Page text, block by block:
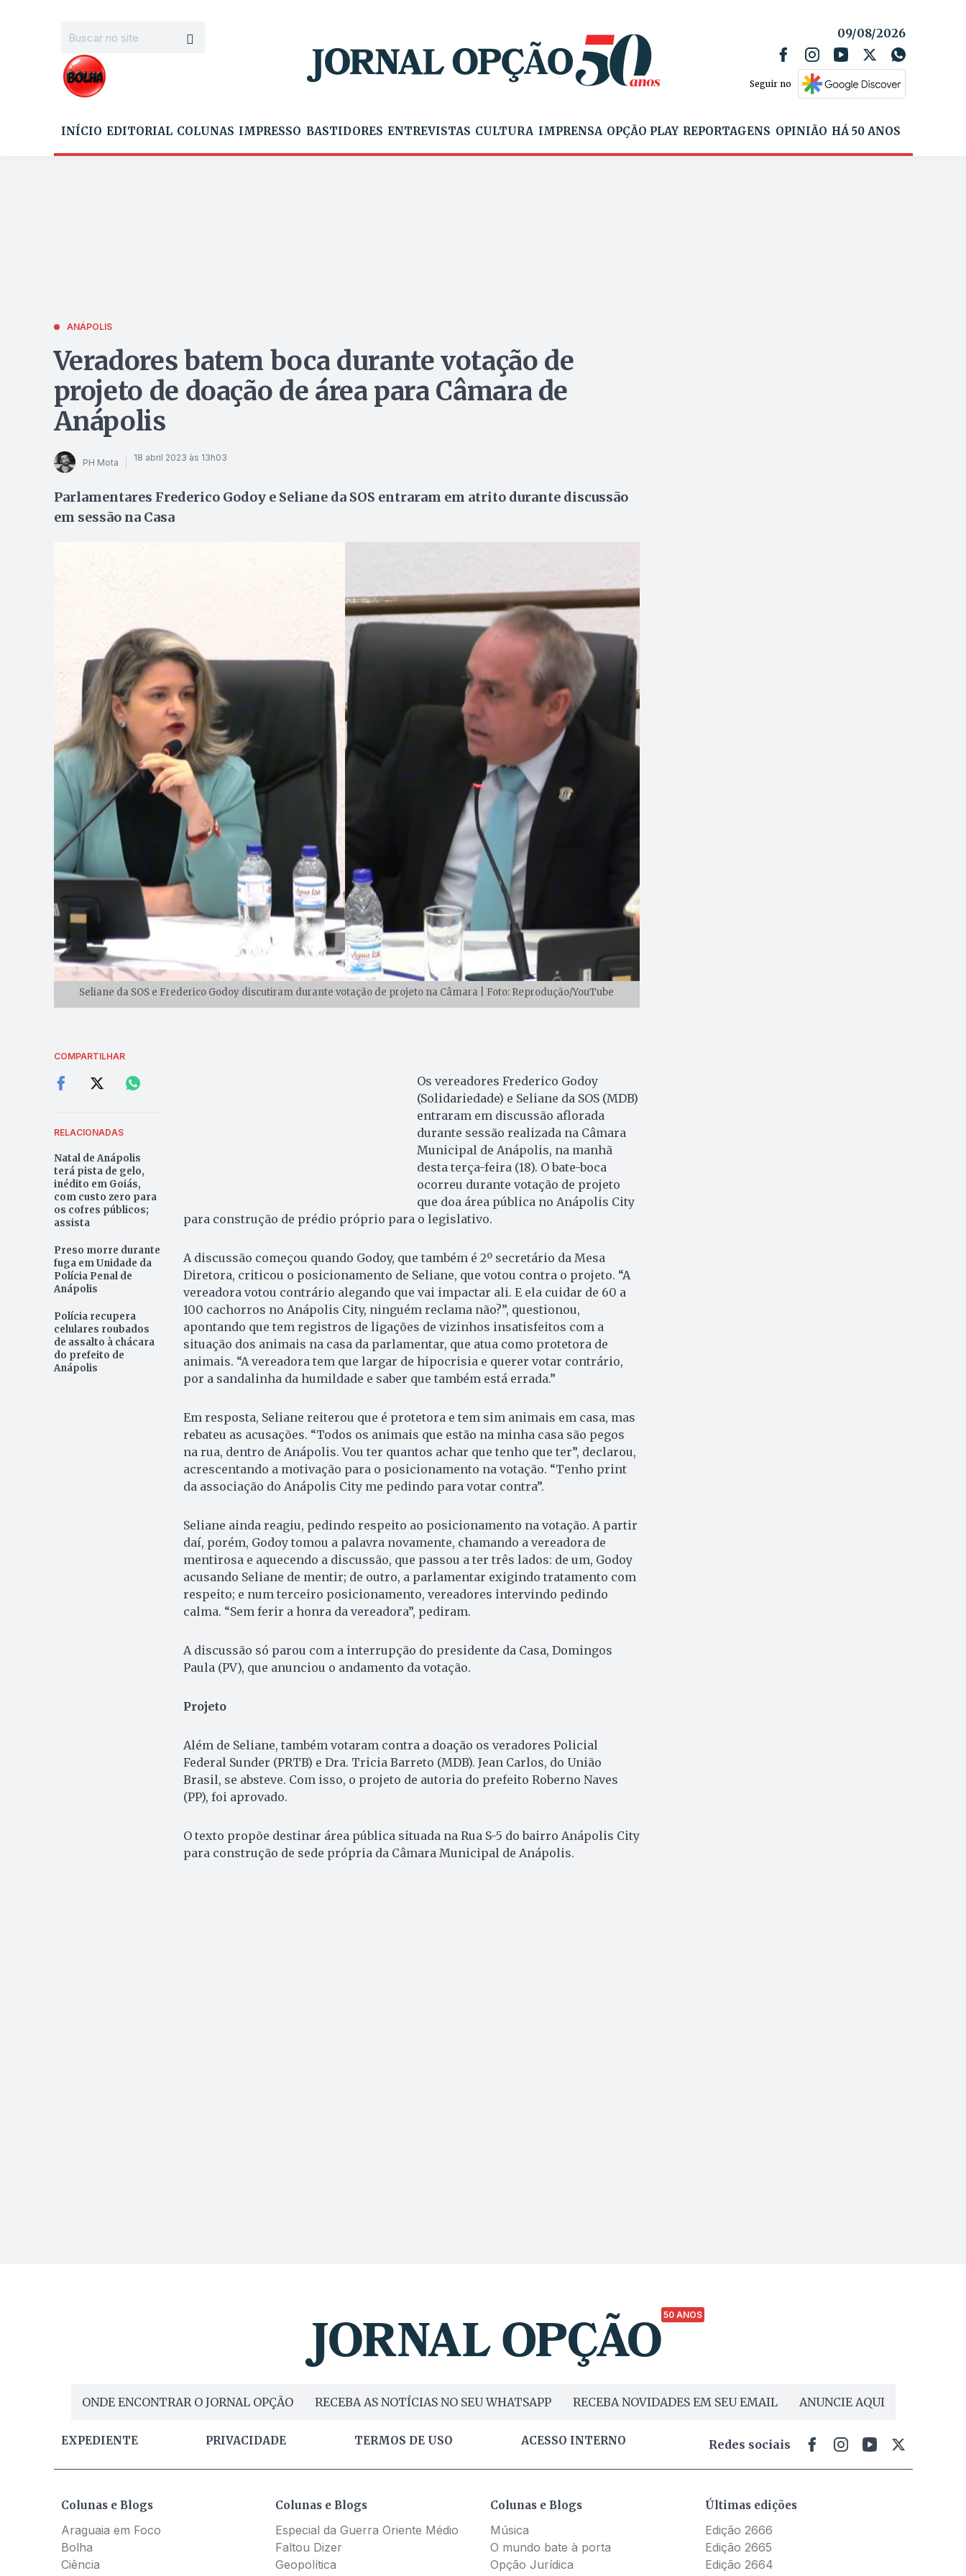
09/08/2026
Seguir no
INÍCIO EDITORIAL COLUNAS IMPRESSO BASTIDORES ENTREVISTAS CULTURA IMPRENSA OPÇÃO PLAY REPORTAGENS OPINIÃO HÁ 50 ANOS
ANÁPOLIS
Veradores batem boca durante votação de
projeto de doação de área para Câmara de
Anápolis
PH Mota 18 abril 2023 às 13h03
Parlamentares Frederico Godoy e Seliane da SOS entraram em atrito durante discussão
em sessão na Casa
Seliane da SOS e Frederico Godoy discutiram durante votação de projeto na Câmara | Foto: Reprodução/YouTube
COMPARTILHAR
RELACIONADAS
Natal de Anápolis
terá pista de gelo,
inédito em Goiás,
com custo zero para
os cofres públicos;
assista
Preso morre durante
fuga em Unidade da
Polícia Penal de
Anápolis
Polícia recupera
celulares roubados
de assalto à chácara
do prefeito de
Anápolis
Os vereadores Frederico Godoy
(Solidariedade) e Seliane da SOS (MDB)
entraram em discussão aflorada
durante sessão realizada na Câmara
Municipal de Anápolis, na manhã
desta terça-feira (18). O bate-boca
ocorreu durante votação de projeto
que doa área pública no Anápolis City
para construção de prédio próprio para o legislativo.
A discussão começou quando Godoy, que também é 2º secretário da Mesa
Diretora, criticou o posicionamento de Seliane, que votou contra o projeto. “A
vereadora votou contrário alegando que vai impactar ali. E ela cuidar de 60 a
100 cachorros no Anápolis City, ninguém reclama não?”, questionou,
apontando que tem registros de ligações de vizinhos insatisfeitos com a
situação dos animais na casa da parlamentar, que atua como protetora de
animais. “A vereadora tem que largar de hipocrisia e querer votar contrário,
por a sandalinha da humildade e saber que também está errada.”
Em resposta, Seliane reiterou que é protetora e tem sim animais em casa, mas
rebateu as acusações. “Todos os animais que estão na minha casa são pegos
na rua, dentro de Anápolis. Vou ter quantos achar que tenho que ter”, declarou,
acrescentando a motivação para o posicionamento na votação. “Tenho print
da associação do Anápolis City me pedindo para votar contra”.
Seliane ainda reagiu, pedindo respeito ao posicionamento na votação. A partir
daí, porém, Godoy tomou a palavra novamente, chamando a vereadora de
mentirosa e aquecendo a discussão, que passou a ter três lados: de um, Godoy
acusando Seliane de mentir; de outro, a parlamentar exigindo tratamento com
respeito; e num terceiro posicionamento, vereadores intervindo pedindo
calma. “Sem ferir a honra da vereadora”, pediram.
A discussão só parou com a interrupção do presidente da Casa, Domingos
Paula (PV), que anunciou o andamento da votação.
Projeto
Além de Seliane, também votaram contra a doação os veradores Policial
Federal Sunder (PRTB) e Dra. Tricia Barreto (MDB). Jean Carlos, do União
Brasil, se absteve. Com isso, o projeto de autoria do prefeito Roberno Naves
(PP), foi aprovado.
O texto propõe destinar área pública situada na Rua S-5 do bairro Anápolis City
para construção de sede própria da Câmara Municipal de Anápolis.
50 ANOS
ONDE ENCONTRAR O JORNAL OPÇÃO RECEBA AS NOTÍCIAS NO SEU WHATSAPP RECEBA NOVIDADES EM SEU EMAIL ANUNCIE AQUI
EXPEDIENTE PRIVACIDADE TERMOS DE USO ACESSO INTERNO Redes sociais
Colunas e Blogs
Araguaia em Foco
Bolha
Ciência
Colunas e Blogs
Especial da Guerra Oriente Médio
Faltou Dizer
Geopolítica
Colunas e Blogs
Música
O mundo bate à porta
Opção Jurídica
Últimas edições
Edição 2666
Edição 2665
Edição 2664